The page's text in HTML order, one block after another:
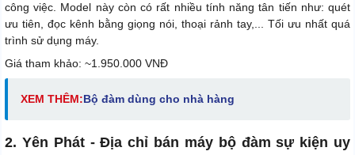
công việc. Model này còn có rất nhiều tính năng tân tiến như: quét
ưu tiên, đọc kênh bằng giọng nói, thoại rảnh tay,... Tối ưu nhất quá
trình sử dụng máy.
Giá tham khảo: ~1.950.000 VNĐ
XEM THÊM:Bộ đàm dùng cho nhà hàng
2. Yên Phát - Địa chỉ bán máy bộ đàm sự kiện uy